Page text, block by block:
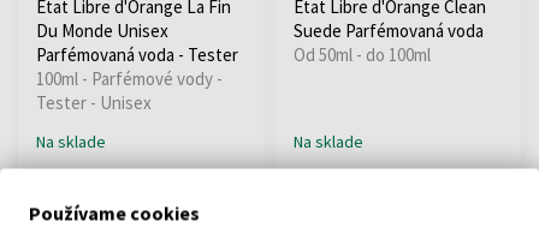
Etat Libre d'Orange La Fin
Du Monde Unisex
Parfémovaná voda - Tester
100ml - Parfémové vody -
Tester - Unisex
Na sklade
70,73 €
Etat Libre d'Orange Clean
Suede Parfémovaná voda
Od 50ml - do 100ml
Na sklade
Používame cookies